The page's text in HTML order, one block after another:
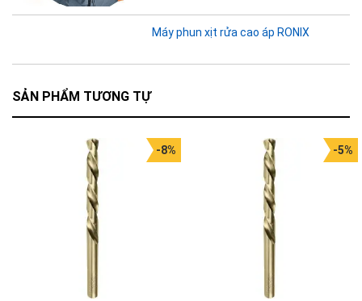
Máy phun xịt rửa cao áp RONIX
SẢN PHẨM TƯƠNG TỰ
-8% -5%